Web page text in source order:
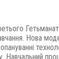
Нова
Навчальний